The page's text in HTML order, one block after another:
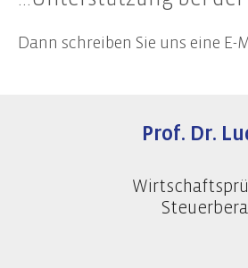
Datenschutzschulungen
Dann schreiben Sie uns eine
Prof. Dr.